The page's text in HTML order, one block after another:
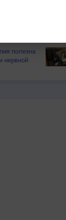
от
помочь
полезна
нервной